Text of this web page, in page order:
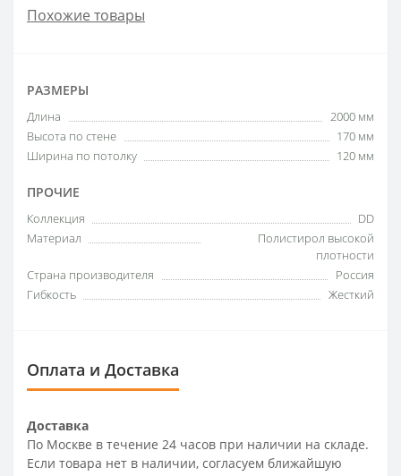
Похожие товары
РАЗМЕРЫ
Длина
2000 мм
Высота по стене
170 мм
Ширина по потолку
120 мм
ПРОЧИЕ
Коллекция
DD
Материал
Полистирол высокой
плотности
Страна производителя
Россия
Гибкость
Жесткий
Оплата и Доставка
Доставка
По Москве в течение 24 часов при наличии на складе.
Если товара нет в наличии, согласуем ближайшую